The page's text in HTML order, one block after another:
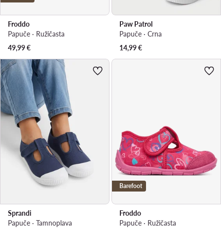
Froddo
Papuče · Ružičasta
49,99€
Paw Patrol
Papuče · Crna
14,99€
Sprandi
Papuče · Tamnoplava
Barefoot
Froddo
Papuče · Ružičasta